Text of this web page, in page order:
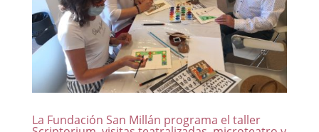
La Fundación San Millán programa el taller